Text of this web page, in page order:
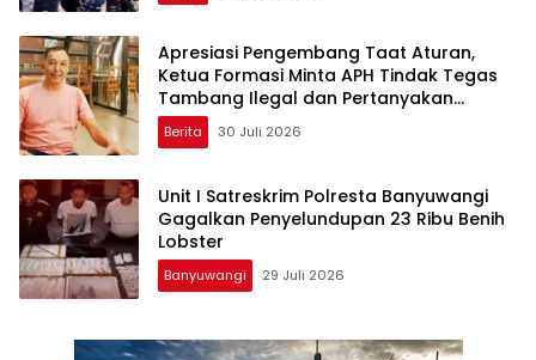
Apresiasi Pengembang Taat Aturan,
Ketua Formasi Minta APH Tindak Tegas
Tambang Ilegal dan Pertanyakan
Perizinan di Gambor
Berita 30 Juli 2026
Unit I Satreskrim Polresta Banyuwangi
Gagalkan Penyelundupan 23 Ribu Benih
Lobster
Banyuwangi 29 Juli 2026